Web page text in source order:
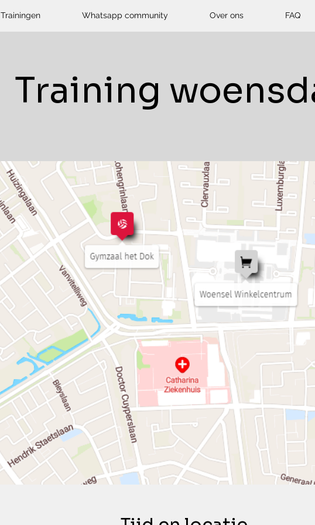
Trainingen Whatsapp community Over ons FAQ
Training